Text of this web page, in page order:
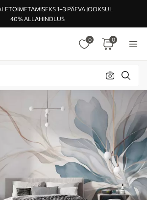
1–3 PÄEVA JOOKSUL
40% ALLAHINDLUS
0 0